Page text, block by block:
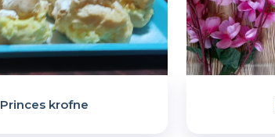
Princes krofne